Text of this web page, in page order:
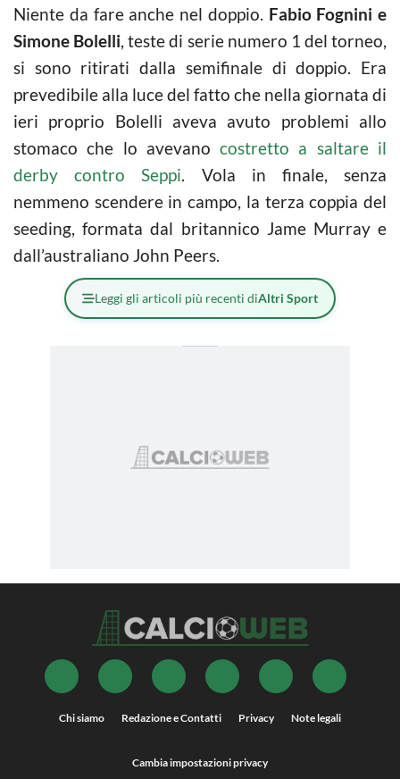
Niente da fare anche nel doppio. Fabio Fognini e
Simone Bolelli, teste di serie numero 1 del torneo,
si sono ritirati dalla semifinale di doppio. Era
prevedibile alla luce del fatto che nella giornata di
ieri proprio Bolelli aveva avuto problemi allo
stomaco che lo avevanocostretto a saltare il
derby contro Seppi. Vola in finale, senza
nemmeno scendere in campo, la terza coppia del
seeding, formata dal britannico Jame Murray e
dall’australiano John Peers.
Leggi gli articoli più recenti diAltri Sport
Chi siamo Redazione e Contatti Privacy Note legali
Cambia impostazioni privacy